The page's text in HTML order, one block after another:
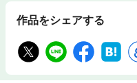
作品をシェアする